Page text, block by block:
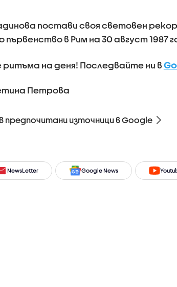
постави своя световен
в Рим на 30 август 1987
ритъма на деня! Последвайте ни в
Петрова
предпочитани източници в Google
NewsLetter Google News